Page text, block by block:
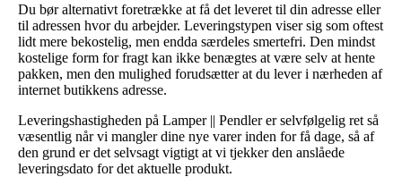
Du bør alternativt foretrække at få det leveret til din adresse eller
til adressen hvor du arbejder. Leveringstypen viser sig som oftest
lidt mere bekostelig, men endda særdeles smertefri. Den mindst
kostelige form for fragt kan ikke benægtes at være selv at hente
pakken, men den mulighed forudsætter at du lever i nærheden af
internet butikkens adresse.
Leveringshastigheden på Lamper || Pendler er selvfølgelig ret så
væsentlig når vi mangler dine nye varer inden for få dage, så af
den grund er det selvsagt vigtigt at vi tjekker den anslåede
leveringsdato for det aktuelle produkt.